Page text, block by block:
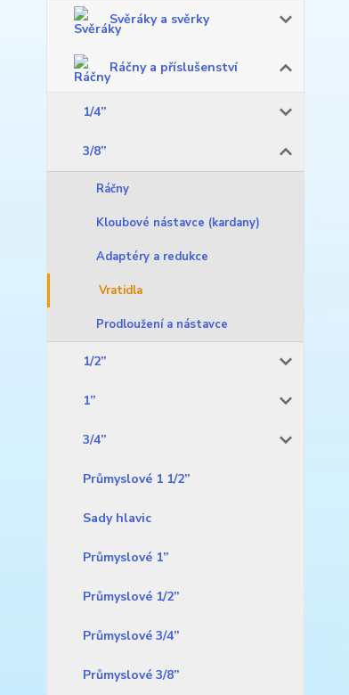
Svěráky a svěrky
Ráčny a příslušenství
1/4”
3/8”
Ráčny
Kloubové nástavce (kardany)
Adaptéry a redukce
Vratidla
Prodloužení a nástavce
1/2”
1”
3/4”
Průmyslové 1 1/2”
Sady hlavic
Průmyslové 1”
Průmyslové 1/2”
Průmyslové 3/4”
Průmyslové 3/8”